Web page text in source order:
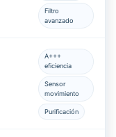
Filtro
avanzado
A+++
eficiencia
Sensor
movimiento
Purificación